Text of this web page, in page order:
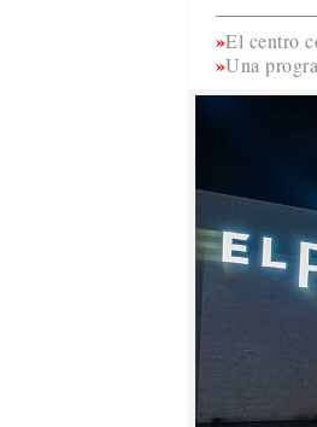
El centro
Una